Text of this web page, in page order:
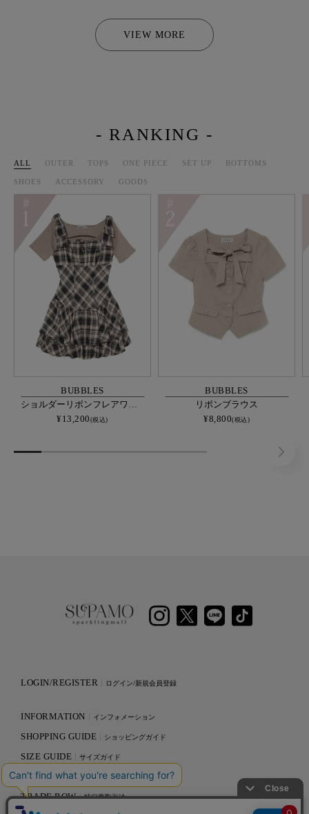
VIEW MORE
- RANKING -
ALL OUTER TOPS ONE PIECE SET UP BOTTOMS
SHOES ACCESSORY GOODS
BUBBLES
¥13,200 (税込)
BUBBLES
リボンブラウス
¥8,800(税込)
LOGIN/REGISTER ログイン/新規会員登録
INFORMATION インフォメーション
SHOPPING GUIDE ショッピングガイド
SIZE GUIDE サイズガイド
SHOP LIST ショップリスト
TRADE ROW 特定商取引法